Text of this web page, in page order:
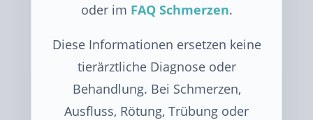
oder im FAQ Schmerzen.
Diese Informationen ersetzen keine
tierärztliche Diagnose oder
Behandlung. Bei Schmerzen,
Ausfluss, Rötung, Trübung oder